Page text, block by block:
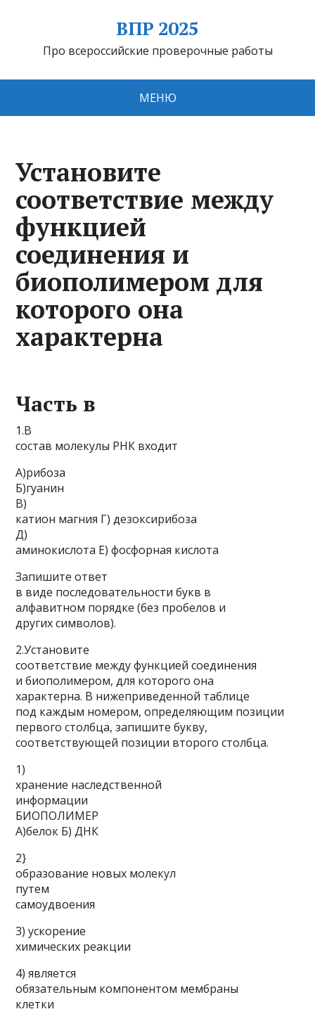
ВПР 2025
Про всероссийские проверочные работы
МЕНЮ
Установите
соответствие между
функцией
соединения и
биополимером для
которого она
характерна
Часть в
1.В
состав молекулы РНК входит
А)рибоза
Б)гуанин
В)
катион магния Г) дезоксирибоза
Д)
аминокислота Е) фосфорная кислота
Запишите ответ
в виде последовательности букв в
алфавитном порядке (без пробелов и
других символов).
2.Установите
соответствие между функцией соединения
и биополимером, для которого она
характерна. В нижеприведенной таблице
под каждым номером, определяющим позиции
первого столбца, запишите букву,
соответствующей позиции второго столбца.
1)
хранение наследственной
информации
БИОПОЛИМЕР
А)белок Б) ДНК
2}
образование новых молекул
путем
самоудвоения
3) ускорение
химических реакции
4) является
обязательным компо­нентом мембраны
клетки